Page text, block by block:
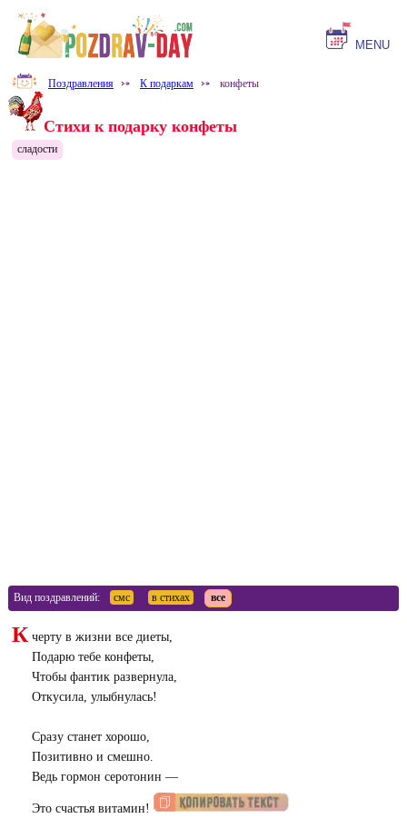
MENU
Поздравления ⤐ К подаркам ⤐ конфеты
Стихи к подарку конфеты
сладости
Вид поздравлений: смс в стихах все
К черту в жизни все диеты,
Подарю тебе конфеты,
Чтобы фантик развернула,
Откусила, улыбнулась!
Сразу станет хорошо,
Позитивно и смешно.
Ведь гормон серотонин —
Это счастья витамин!